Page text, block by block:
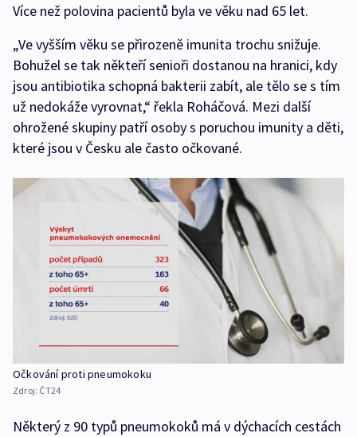
Více než polovina pacientů byla ve věku nad 65 let.
„Ve vyšším věku se přirozeně imunita trochu snižuje.
Bohužel se tak někteří senioři dostanou na hranici, kdy
jsou antibiotika schopná bakterii zabít, ale tělo se s tím
už nedokáže vyrovnat,“ řekla Roháčová. Mezi další
ohrožené skupiny patří osoby s poruchou imunity a děti,
které jsou v Česku ale často očkované.
Očkování proti pneumokoku
Zdroj: ČT24
Některý z 90 typů pneumokoků má v dýchacích cestách